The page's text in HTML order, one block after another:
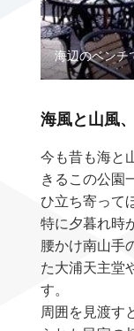
海辺のベンチ
海風と山風
今も昔も海と
きるこの公園
ひ立ち寄って
特に夕暮れ時
腰かけ南山手
た大浦天主堂
す。
周囲を見渡す